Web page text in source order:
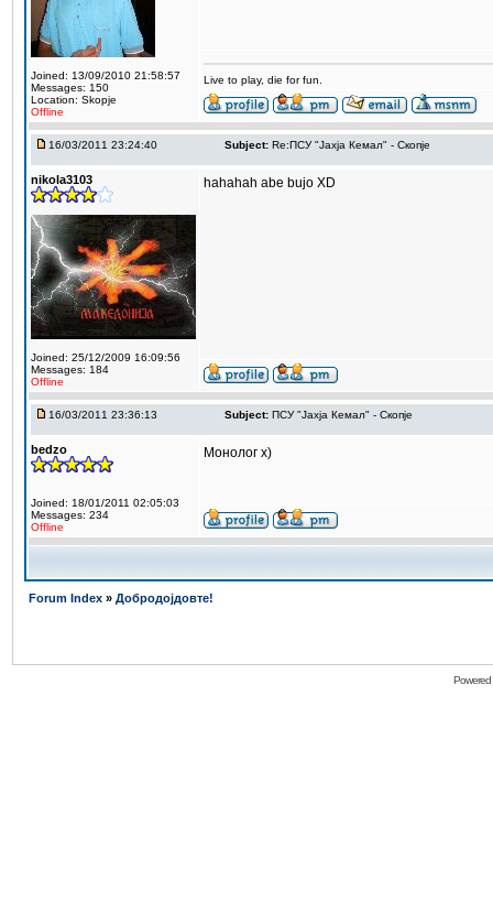
Joined: 13/09/2010 21:58:57
Messages: 150
Location: Skopje
Offline
Live to play, die for fun.
16/03/2011 23:24:40 Subject: Re:ПCУ "Јахја Кемал" - Скопје
nikola3103
Joined: 25/12/2009 16:09:56
Messages: 184
Offline
hahahah abe bujo XD
16/03/2011 23:36:13 Subject: ПCУ "Јахја Кемал" - Скопје
bedzo
Joined: 18/01/2011 02:05:03
Messages: 234
Offline
Монолог х)
Forum Index » Добродојдовте!